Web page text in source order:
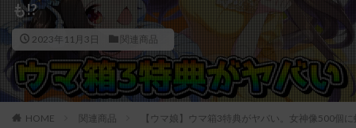
も!?
2023年11月3日 関連商品
HOME 関連商品 【ウマ娘】ウマ箱3特典がヤバい。女神像500個